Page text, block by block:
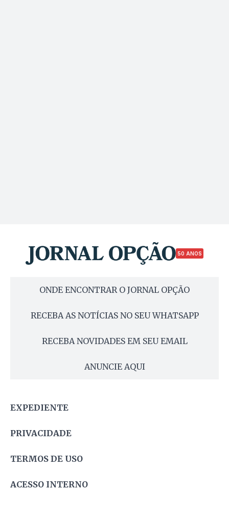
50 ANOS
ONDE ENCONTRAR O JORNAL OPÇÃO
RECEBA AS NOTÍCIAS NO SEU WHATSAPP
RECEBA NOVIDADES EM SEU EMAIL
ANUNCIE AQUI
EXPEDIENTE
PRIVACIDADE
TERMOS DE USO
ACESSO INTERNO